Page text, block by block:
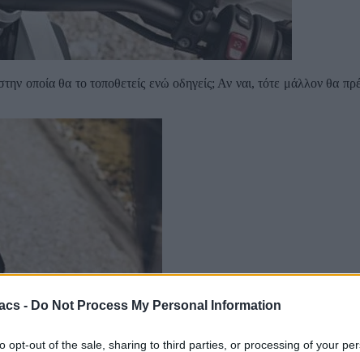
- Do Not Process My Personal Information
opt-out of the sale, sharing to third parties, or processing of your
οποία θα το τοποθετείς ενώ οδηγείς; Αν ναι, τότε μάλλον θα